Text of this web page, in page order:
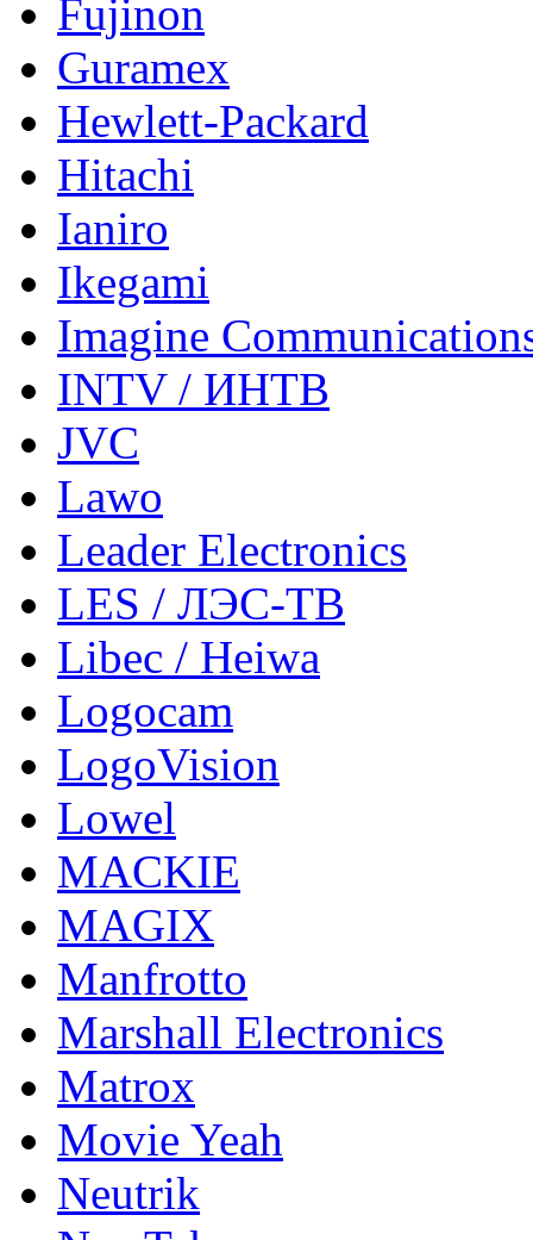
Fujinon
Guramex
Hewlett-Packard
Hitachi
Ianiro
Ikegami
Imagine
INTV / ИНТВ
JVC
Lawo
Leader Electronics
LES / ЛЭС-ТВ
Libec / Heiwa
Logocam
LogoVision
Lowel
MACKIE
MAGIX
Manfrotto
Marshall Electronics
Matrox
Movie Yeah
Neutrik